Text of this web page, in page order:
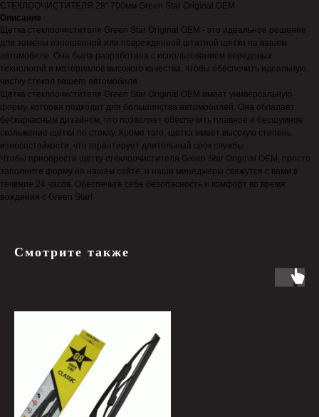
СТЕКЛООЧИСТИТЕЛЯ 28" 700мм Green Star Original OEM
Описание
Щетка стеклоочистителя Green Star Original OEM - это идеальное решение
для замены изношенной или поврежденной штатной щетки на вашем
автомобиле. Она была разработана с использованием передовых
технологий и материалов высокого качества, чтобы обеспечить идеальную
чистку стекол вашего автомобиля.
Щетка стеклоочистителя Green Star Original OEM имеет универсальную
форму, которая подходит для большинства автомобилей. Она обладает
бескаркасным дизайном, что позволяет обеспечить плавное и бесшумное
скольжение щетки по стеклу. Кроме того, щетка имеет высокую степень
износостойкости, что гарантирует длительный срок службы.
Чтобы приобрести щетку стеклоочистителя Green Star Original OEM, просто
заполните форму на нашем сайте, и наши менеджеры свяжутся с вами в
течение 24 часов. Обеспечьте себе безопасность и комфорт во время
вождения с Green Star!
Смотрите также